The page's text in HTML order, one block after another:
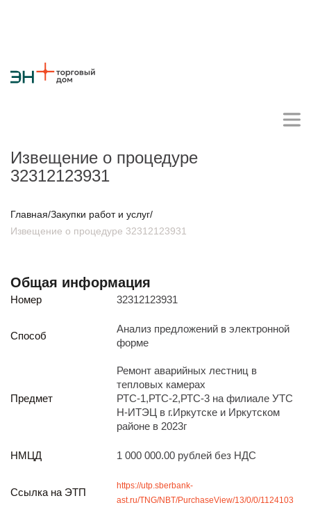
Личный кабинет поставщика
Закупки товаров
Закупки работ и услуг
Следите за нами
Иркутск
тел.: + 7 (3952) 792-193
Извещение о процедуре
32312123931
Главная/Закупки работ и услуг/
Извещение о процедуре 32312123931
Общая информация
Номер 32312123931
Способ
Анализ предложений в электронной
форме
Предмет
Ремонт аварийных лестниц в
тепловых камерах
РТС-1,РТС-2,РТС-3 на филиале УТС
Н-ИТЭЦ в г.Иркутске и Иркутском
районе в 2023г
НМЦД 1 000 000.00 рублей без НДС
Ссылка на ЭТП
https://utp.sberbank-
ast.ru/TNG/NBT/PurchaseView/13/0/0/1124103